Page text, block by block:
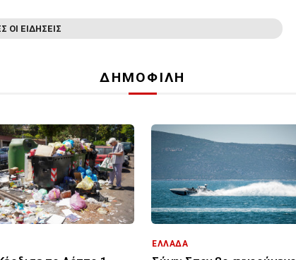
ΟΙ ΕΙΔΗΣΕΙΣ
ΔΗΜΟΦΙΛΗ
ΕΛΛΑΔΑ